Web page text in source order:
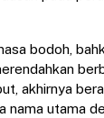
bodoh,
akhirnya
nama utama